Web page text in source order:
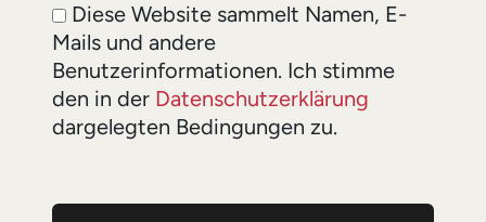
Diese Website sammelt Namen, E-
Mails und andere
Benutzerinformationen. Ich stimme
den in der Datenschutzerklärung
dargelegten Bedingungen zu.
Wert fehlt